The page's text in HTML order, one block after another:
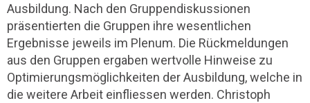
Ausbildung. Nach den Gruppendiskussionen
präsentierten die Gruppen ihre wesentlichen
Ergebnisse jeweils im Plenum. Die Rückmeldungen
aus den Gruppen ergaben wertvolle Hinweise zu
Optimierungsmöglichkeiten der Ausbildung, welche in
die weitere Arbeit einfliessen werden. Christoph